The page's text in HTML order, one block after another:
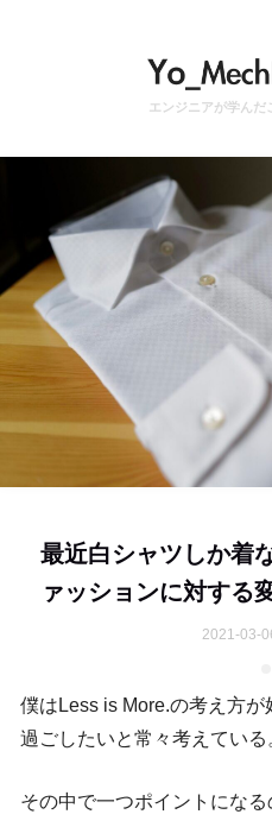
エンジニアが学んだ
最近白シャツしか着
ァッションに対する
2021-03-
僕はLess is More.の考え方
過ごしたいと常々考えている
その中で一つポイントになる